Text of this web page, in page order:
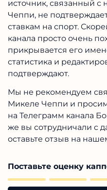
источник, связанный
Чеппи, не
ставкам на спорт.
канала просто очень
прикрывается его
статистика и
подтверждают.
Мы не рекомендуем
Микеле Чеппи и
на Телеграмм канала
же вы сотрудничали с
оставьте отзыв на
Поставьте оценку